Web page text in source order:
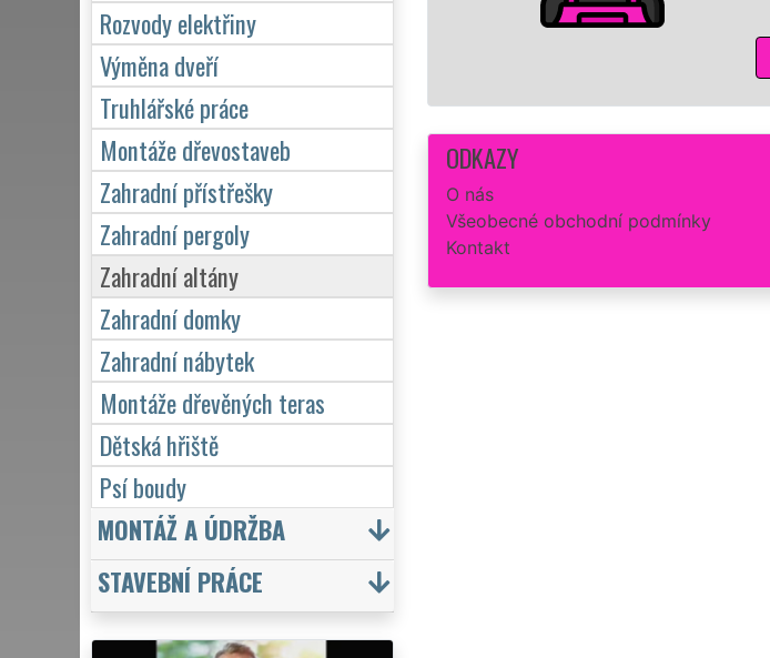
ODKAZY
O nás
Všeobecné obchodní podmínky
Kontakt
Rozvody elektřiny
Výměna dveří
Truhlářské práce
Montáže dřevostaveb
Zahradní přístřešky
Zahradní pergoly
Zahradní altány
Zahradní domky
Zahradní nábytek
Montáže dřevěných teras
Dětská hřiště
Psí boudy
MONTÁŽ A ÚDRŽBA
STAVEBNÍ PRÁCE